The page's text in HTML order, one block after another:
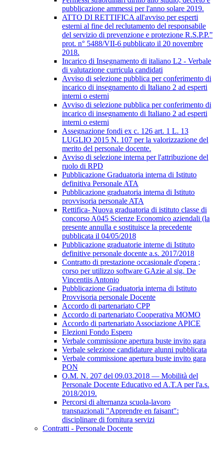
pubblicazione ammessi per l'anno solare 2019.
ATTO DI RETTIFICA all'avviso per esperti
esterni al fine del reclutamento del responsabile
del servizio di prevenzione e protezione R.S.P.P.”
prot. n° 5488/VII-6 pubblicato il 20 novembre
2018.
Incarico di Insegnamento di italiano L2 - Verbale
di valutazione curricula candidati
Avviso di selezione pubblica per conferimento di
incarico di insegnamento di Italiano 2 ad esperti
interni o esterni
Avviso di selezione pubblica per conferimento di
incarico di insegnamento di Italiano 2 ad esperti
interni o esterni
Assegnazione fondi ex c. 126 art. 1 L. 13
LUGLIO 2015 N. 107 per la valorizzazione del
merito del personale docente.
Avviso di selezione interna per l'attribuzione del
ruolo di RPD
Pubblicazione Graduatoria interna di Istituto
definitiva Personale ATA
Pubblicazione graduatoria interna di Istituto
provvisoria personale ATA
Rettifica- Nuova graduatoria di istituto classe di
concorso A045 Scienze Economico aziendali (la
presente annulla e sostituisce la precedente
pubblicata il 04/05/2018
Pubblicazione graduatorie interne di Istituto
definitive personale docente a.s. 2017/2018
Contratto di prestazione occasionale d'opera ;
corso per utilizzo software GAzie al sig. De
Vincentiis Antonio
Pubblicazione Graduatoria interna di Istituto
Provvisoria personale Docente
Accordo di partenariato CPP
Accordo di partenariato Cooperativa MOMO
Accordo di partenariato Associazione APICE
Elezioni Fondo Espero
Verbale commissione apertura buste invito gara
Verbale selezione candidature alunni pubblicata
Verbale commissione apertura buste invito gara
PON
O.M. N. 207 del 09.03.2018 — Mobilità del
Personale Docente Educativo ed A.T.A per l'a.s.
2018/2019.
Percorsi di alternanza scuola-lavoro
transnazionali "Apprendre en faisant":
disciplinare di fornitura servizi
Contratti - Personale Docente